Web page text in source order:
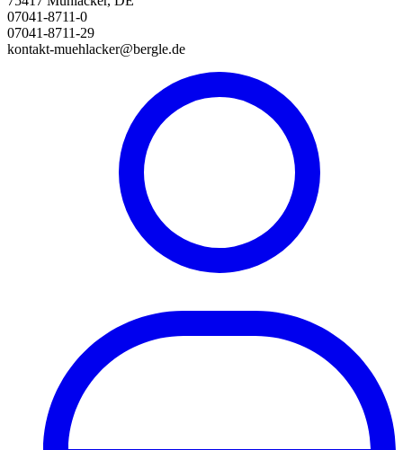
07041-8711-0
07041-8711-29
kontakt-muehlacker@bergle.de